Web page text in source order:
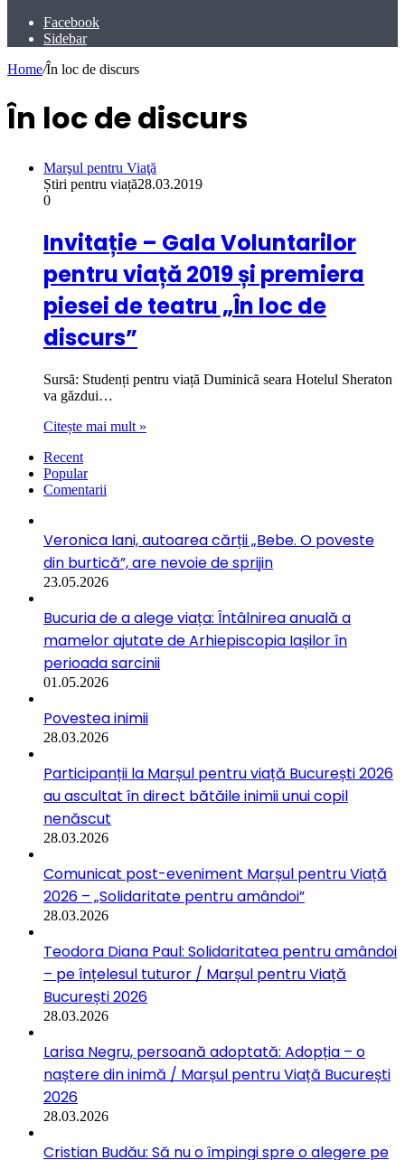
Facebook
Sidebar
Home/În loc de discurs
În loc de discurs
Marşul pentru Viaţă
Știri pentru viață28.03.2019
0
Invitație – Gala Voluntarilor
pentru viață 2019 și premiera
piesei de teatru „În loc de
discurs”
Sursă: Studenți pentru viață Duminică seara Hotelul Sheraton
va găzdui…
Citește mai mult »
Recent
Popular
Comentarii
Veronica Iani, autoarea cărții „Bebe. O poveste
din burtică”, are nevoie de sprijin
23.05.2026
Bucuria de a alege viața: Întâlnirea anuală a
mamelor ajutate de Arhiepiscopia Iașilor în
perioada sarcinii
01.05.2026
Povestea inimii
28.03.2026
Participanții la Marșul pentru viață București 2026
au ascultat în direct bătăile inimii unui copil
nenăscut
28.03.2026
Comunicat post-eveniment Marșul pentru Viață
2026 – „Solidaritate pentru amândoi”
28.03.2026
Teodora Diana Paul: Solidaritatea pentru amândoi
– pe înțelesul tuturor / Marșul pentru Viață
București 2026
28.03.2026
Larisa Negru, persoană adoptată: Adopția – o
naștere din inimă / Marșul pentru Viață București
2026
28.03.2026
Cristian Budău: Să nu o împingi spre o alegere pe